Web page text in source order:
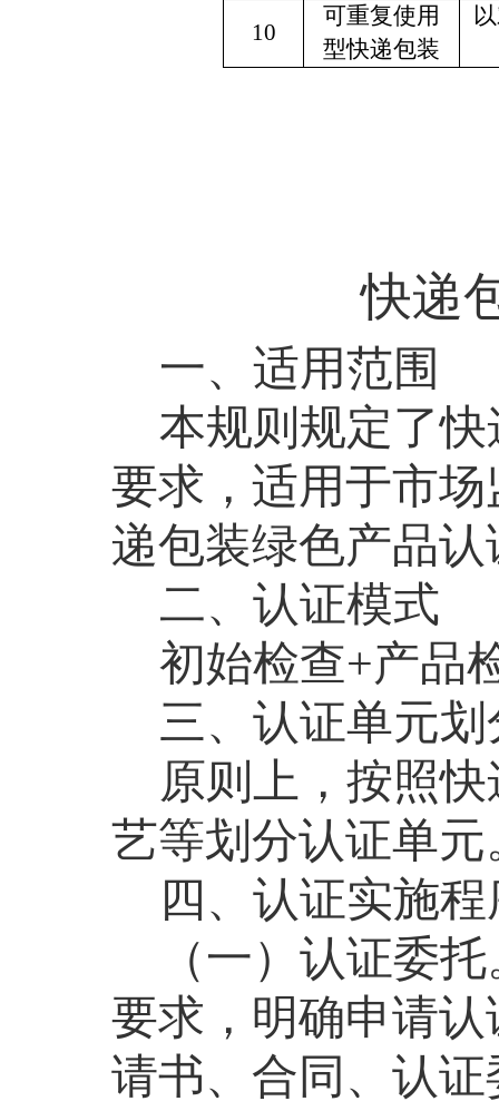
10
可重复使用
型快递包装
快递
一、适用范围
本规则规定了
要求，适用于市
递包装绿色产品
二、认证模式
初始检查+产品
三、认证单元划
原则上 ， 按照
艺等划分认证单元
四、 认证实施程
（一）认证委托
要求，明确申请
请书、合同、认证